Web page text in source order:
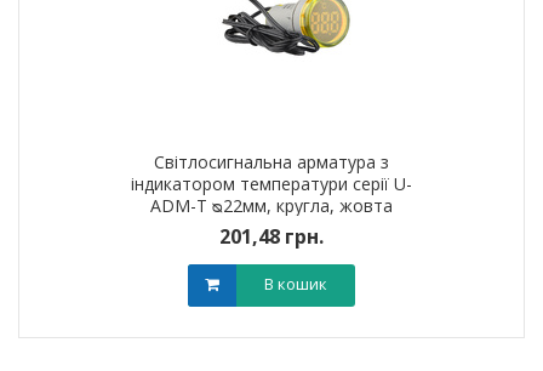
Світлосигнальна арматура з
індикатором температури серії U-
ADM-T ᴓ22мм, кругла, жовта
201,48 грн.
В кошик